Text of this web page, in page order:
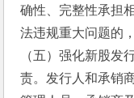
确性、完整性承担
法违规重大问题的
（五）强化新股发
责。发行人和承销